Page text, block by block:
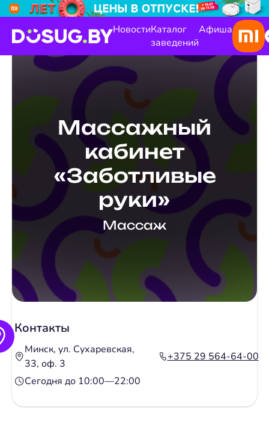
НовостиКаталог
заведений
Афиша
Массажный
кабинет
«Заботливые
руки»
Массаж
Контакты
Минск, ул. Сухаревская,
33, оф. 3
+375 29 564-64-00
Сегодня до 10:00—22:00